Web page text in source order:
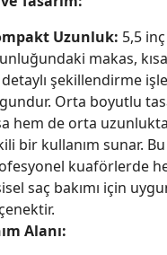
Uzunluk: 5,5
makas,
şekillendirme
Orta boyutlu
hem de orta
bir kullanım sunar.
kuaförlerde
saç bakımı için
Alanı: